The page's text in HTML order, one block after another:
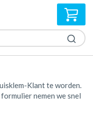
Klant te worden.
nemen we snel